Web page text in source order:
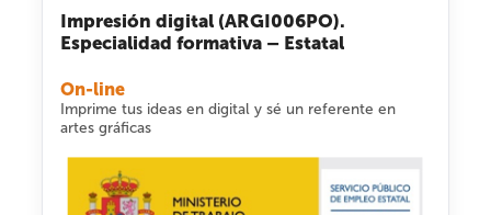
Impresión digital (ARGI006PO).
Especialidad formativa – Estatal
On-line
Imprime tus ideas en digital y sé un referente en
artes gráficas